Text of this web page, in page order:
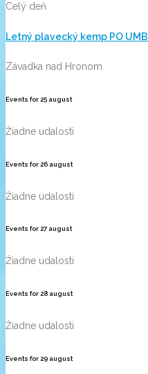
Celý deň
Letný plavecký kemp PO UMB
Závadka nad Hronom
Events for 25 august
Žiadne udalosti
Events for 26 august
Žiadne udalosti
Events for27 august
Žiadne udalosti
Events for 28 august
Žiadne udalosti
Events for 29 august